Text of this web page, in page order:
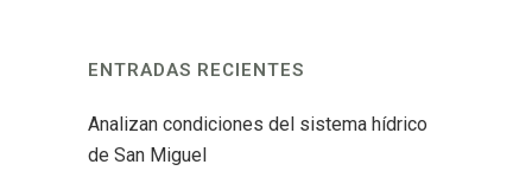
ENTRADAS RECIENTES
Analizan condiciones del sistema hídrico
de San Miguel